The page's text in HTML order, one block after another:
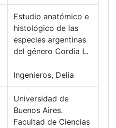
Estudio anatómico e
histológico de las
especies argentinas
del género Cordia L.
Ingenieros, Delia
Universidad de
Buenos Aires.
Facultad de Ciencias